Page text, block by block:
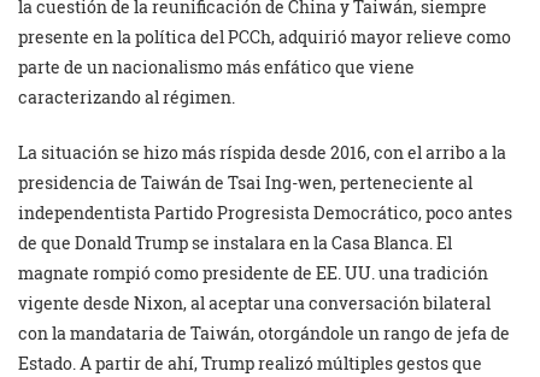
la cuestión de la reunificación de China y Taiwán, siempre
presente en la política del PCCh, adquirió mayor relieve como
parte de un nacionalismo más enfático que viene
caracterizando al régimen.
La situación se hizo más ríspida desde 2016, con el arribo a la
presidencia de Taiwán de Tsai Ing-wen, perteneciente al
independentista Partido Progresista Democrático, poco antes
de que Donald Trump se instalara en la Casa Blanca. El
magnate rompió como presidente de EE. UU. una tradición
vigente desde Nixon, al aceptar una conversación bilateral
con la mandataria de Taiwán, otorgándole un rango de jefa de
Estado. A partir de ahí, Trump realizó múltiples gestos que